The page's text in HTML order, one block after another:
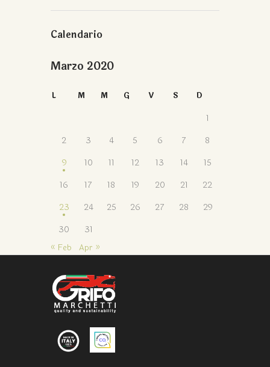
Calendario
Marzo 2020
L M M G V S D
1
2
3 4 5 6 7
8
9
10 11 12 13 14
15
16
17 18 19 20 21
22
23
24 25 26 27 28
29
30
31
« Feb
Apr »